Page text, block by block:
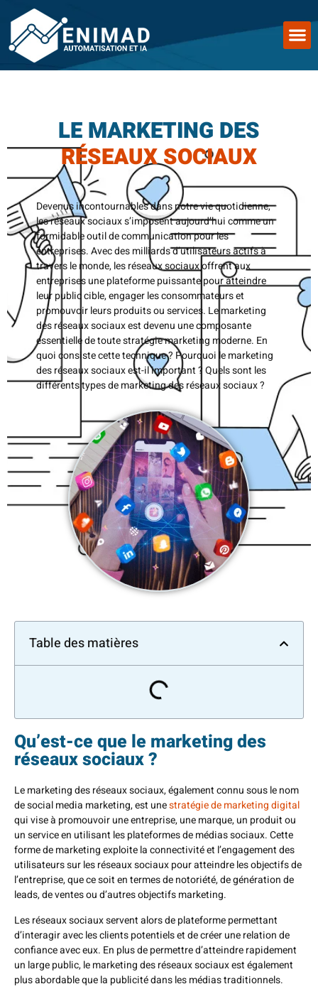
LE MARKETING DES
RÉSEAUX SOCIAUX
Devenus incontournables dans notre vie quotidienne,
les réseaux sociaux s’imposent aujourd’hui comme un
formidable outil de communication pour les
entreprises. Avec des milliards d’utilisateurs actifs à
travers le monde, les réseaux sociaux offrent aux
entreprises une plateforme puissante pour atteindre
leur public cible, engager les consommateurs et
promouvoir leurs produits ou services. Le marketing
des réseaux sociaux est devenu une composante
essentielle de toute stratégie marketing moderne. En
quoi consiste cette technique ? Pourquoi le marketing
des réseaux sociaux est-il important ? Quels sont les
différents types de marketing des réseaux sociaux ?
Table des matières
Qu’est-ce que le marketing des
réseaux sociaux ?
Le marketing des réseaux sociaux, également connu sous le nom
de social media marketing, est unestratégie de marketing digital
qui vise à promouvoir une entreprise, une marque, un produit ou
un service en utilisant les plateformes de médias sociaux. Cette
forme de marketing exploite la connectivité et l’engagement des
utilisateurs sur les réseaux sociaux pour atteindre les objectifs de
l’entreprise, que ce soit en termes de notoriété, de génération de
leads, de ventes ou d’autres objectifs marketing.
Les réseaux sociaux servent alors de plateforme permettant
d’interagir avec les clients potentiels et de créer une relation de
confiance avec eux. En plus de permettre d’atteindre rapidement
un large public, le marketing des réseaux sociaux est également
plus abordable que la publicité dans les médias traditionnels.